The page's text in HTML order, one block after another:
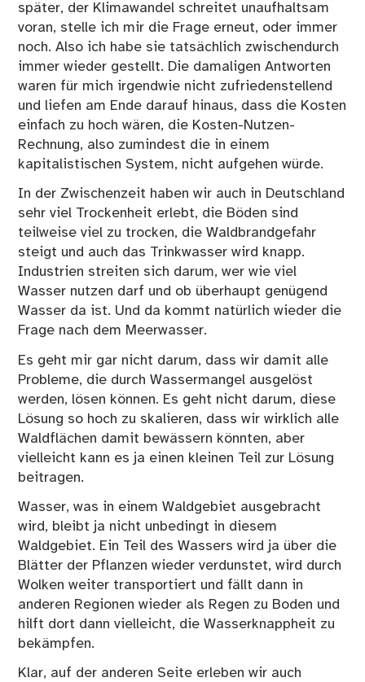
später, der Klimawandel schreitet unaufhaltsam
voran, stelle ich mir die Frage erneut, oder immer
noch. Also ich habe sie tatsächlich zwischendurch
immer wieder gestellt. Die damaligen Antworten
waren für mich irgendwie nicht zufriedenstellend
und liefen am Ende darauf hinaus, dass die Kosten
einfach zu hoch wären, die Kosten-Nutzen-
Rechnung, also zumindest die in einem
kapitalistischen System, nicht aufgehen würde.
In der Zwischenzeit haben wir auch in Deutschland
sehr viel Trockenheit erlebt, die Böden sind
teilweise viel zu trocken, die Waldbrandgefahr
steigt und auch das Trinkwasser wird knapp.
Industrien streiten sich darum, wer wie viel
Wasser nutzen darf und ob überhaupt genügend
Wasser da ist. Und da kommt natürlich wieder die
Frage nach dem Meerwasser.
Es geht mir gar nicht darum, dass wir damit alle
Probleme, die durch Wassermangel ausgelöst
werden, lösen können. Es geht nicht darum, diese
Lösung so hoch zu skalieren, dass wir wirklich alle
Waldflächen damit bewässern könnten, aber
vielleicht kann es ja einen kleinen Teil zur Lösung
beitragen.
Wasser, was in einem Waldgebiet ausgebracht
wird, bleibt ja nicht unbedingt in diesem
Waldgebiet. Ein Teil des Wassers wird ja über die
Blätter der Pflanzen wieder verdunstet, wird durch
Wolken weiter transportiert und fällt dann in
anderen Regionen wieder als Regen zu Boden und
hilft dort dann vielleicht, die Wasserknappheit zu
bekämpfen.
Klar, auf der anderen Seite erleben wir auch